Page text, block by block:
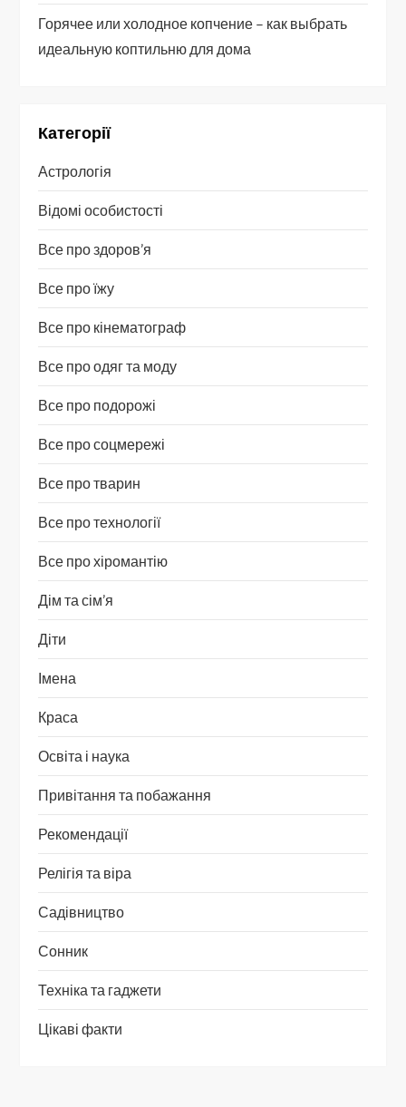
Горячее или холодное копчение – как выбрать
идеальную коптильню для дома
Категорії
Астрологія
Відомі особистості
Все про здоров’я
Все про їжу
Все про кінематограф
Все про одяг та моду
Все про подорожі
Все про соцмережі
Все про тварин
Все про технології
Все про хіромантію
Дім та сім’я
Діти
Імена
Краса
Освіта і наука
Привітання та побажання
Рекомендації
Релігія та віра
Садівництво
Сонник
Техніка та гаджети
Цікаві факти